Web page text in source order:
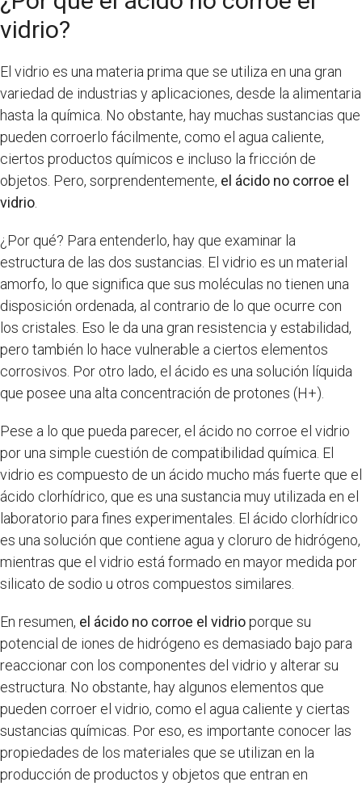
vidrio?
El vidrio es una materia prima que se utiliza en una gran
variedad de industrias y aplicaciones, desde la alimentaria
hasta la química. No obstante, hay muchas sustancias que
pueden corroerlo fácilmente, como el agua caliente,
ciertos productos químicos e incluso la fricción de
objetos. Pero, sorprendentemente, el ácido no corroe el
vidrio
¿Por qué? Para entenderlo, hay que examinar la
estructura de las dos sustancias. El vidrio es un material
amorfo, lo que significa que sus moléculas no tienen una
disposición ordenada, al contrario de lo que ocurre con
los cristales. Eso le da una gran resistencia y estabilidad,
pero también lo hace vulnerable a ciertos elementos
corrosivos. Por otro lado, el ácido es una solución líquida
que posee una alta concentración de protones (H+).
Pese a lo que pueda parecer, el ácido no corroe el vidrio
por una simple cuestión de compatibilidad química. El
vidrio es compuesto de un ácido mucho más fuerte que el
ácido clorhídrico, que es una sustancia muy utilizada en el
laboratorio para fines experimentales. El ácido clorhídrico
es una solución que contiene agua y cloruro de hidrógeno,
mientras que el vidrio está formado en mayor medida por
silicato de sodio u otros compuestos similares.
En resumen, el ácido no corroe el vidrioporque su
potencial de iones de hidrógeno es demasiado bajo para
reaccionar con los componentes del vidrio y alterar su
estructura. No obstante, hay algunos elementos que
pueden corroer el vidrio, como el agua caliente y ciertas
sustancias químicas. Por eso, es importante conocer las
propiedades de los materiales que se utilizan en la
producción de productos y objetos que entran en